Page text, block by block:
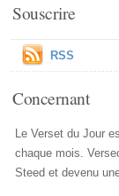
Souscrire
RSS
Concernant
Le Verset du Jour
chaque mois.
Steed et devenu